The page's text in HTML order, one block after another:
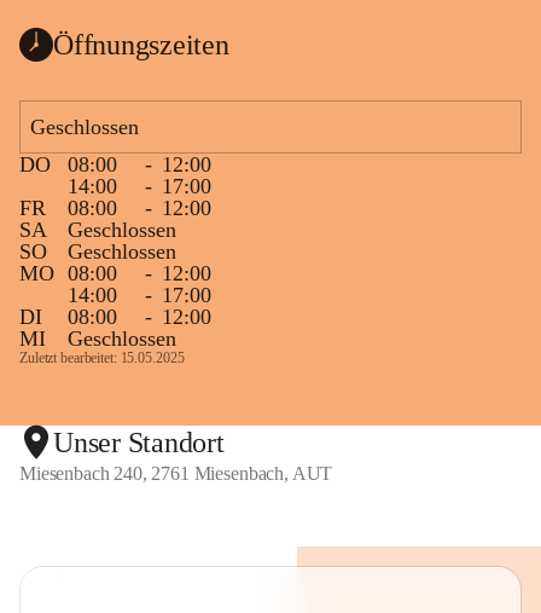
Öffnungszeiten
Geschlossen
DO
08:00 - 12:00
14:00
- 17:00
FR
08:00 - 12:00
SA
Geschlossen
SO
Geschlossen
MO 08:00 - 12:00
14:00
- 17:00
DI
08:00 - 12:00
MI
Geschlossen
Zuletzt bearbeitet: 15.05.2025
Unser Standort
Miesenbach 240, 2761 Miesenbach, AUT